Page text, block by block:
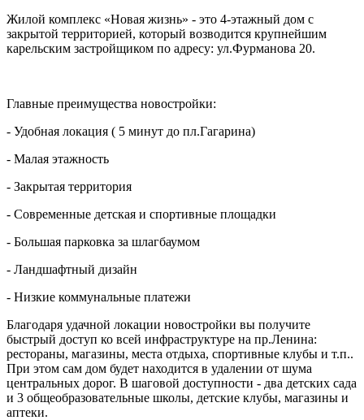
Жилой комплекс «Новая жизнь» - это 4-этажный дом с
закрытой территорией, который возводится крупнейшим
карельским застройщиком по адресу: ул.Фурманова 20.
Главные преимущества новостройки:
- Удобная локация ( 5 минут до пл.Гагарина)
- Малая этажность
- Закрытая территория
- Современные детская и спортивные площадки
- Большая парковка за шлагбаумом
- Ландшафтный дизайн
- Низкие коммунальные платежи
Благодаря удачной локации новостройки вы получите
быстрый доступ ко всей инфраструктуре на пр.Ленина:
рестораны, магазины, места отдыха, спортивные клубы и т.п..
При этом сам дом будет находится в удалении от шума
центральных дорог. В шаговой доступности - два детских сада
и 3 общеобразовательные школы, детские клубы, магазины и
аптеки.